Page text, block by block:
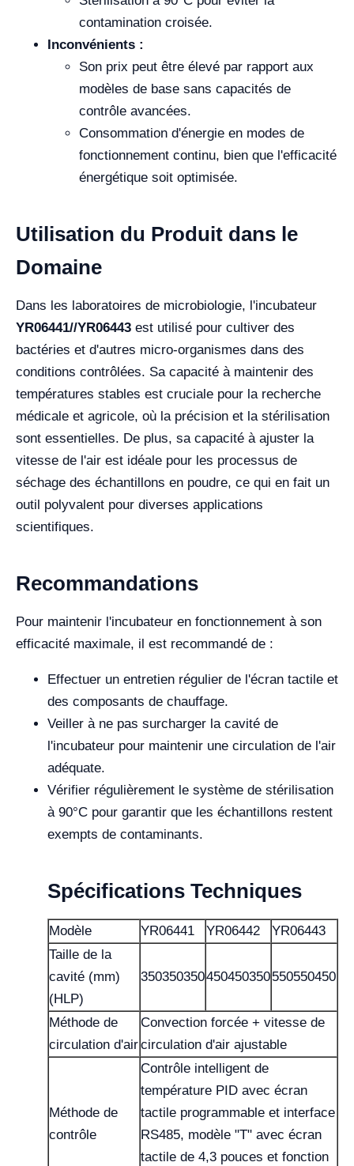
contamination croisée.
Inconvénients :
Son prix peut être élevé par rapport aux
modèles de base sans capacités de
contrôle avancées.
Consommation d'énergie en modes de
fonctionnement continu, bien que l'efficacité
énergétique soit optimisée.
Utilisation du Produit dans le
Domaine
Dans les laboratoires de microbiologie, l'incubateur
YR06441//YR06443 est utilisé pour cultiver des
bactéries et d'autres micro-organismes dans des
conditions contrôlées. Sa capacité à maintenir des
températures stables est cruciale pour la recherche
médicale et agricole, où la précision et la stérilisation
sont essentielles. De plus, sa capacité à ajuster la
vitesse de l'air est idéale pour les processus de
séchage des échantillons en poudre, ce qui en fait un
outil polyvalent pour diverses applications
scientifiques.
Recommandations
Pour maintenir l'incubateur en fonctionnement à son
efficacité maximale, il est recommandé de :
Effectuer un entretien régulier de l'écran tactile et
des composants de chauffage.
Veiller à ne pas surcharger la cavité de
l'incubateur pour maintenir une circulation de l'air
adéquate.
Vérifier régulièrement le système de stérilisation
à 90°C pour garantir que les échantillons restent
exempts de contaminants.
Spécifications Techniques
Modèle YR06441 YR06442
YR06443
Taille de la
cavité (mm)
(HLP)
350350350450450350550550450
Méthode de
circulation d'air
Convection forcée + vitesse de
circulation d'air ajustable
Méthode de
contrôle
Contrôle intelligent de
température PID avec écran
tactile programmable et interface
RS485, modèle "T" avec écran
tactile de 4,3 pouces et fonction